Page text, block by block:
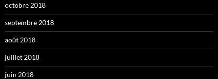
octobre 2018
septembre 2018
août 2018
juillet 2018
juin 2018